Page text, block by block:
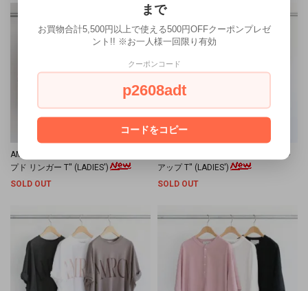
AMERICANA [アメリカーナ] ''クロッ
プド リンガー T'' (LADIES')
SOLD OUT
AMERICANA [アメリカーナ] ''ロール
アップ T'' (LADIES')
SOLD OUT
まで
お買物合計5,500円以上で使える500円OFFクーポンプレゼ
ント!! ※お一人様一回限り有効
クーポンコード
p2608adt
コードをコピー